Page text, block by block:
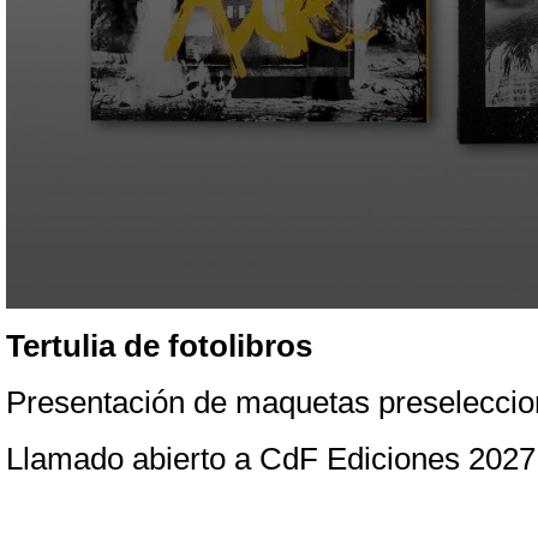
Tertulia de fotolibros
Presentación de maquetas
Llamado abierto a CdF Ediciones 2027